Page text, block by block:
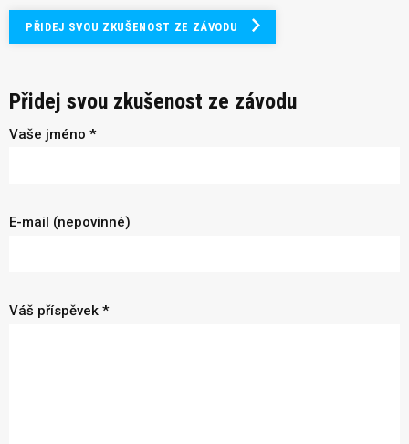
PŘIDEJ SVOU ZKUŠENOST ZE ZÁVODU
Přidej svou zkušenost ze závodu
Vaše jméno *
E-mail (nepovinné)
Váš příspěvek *